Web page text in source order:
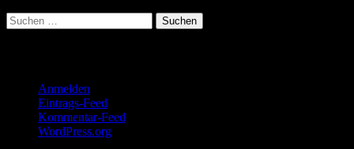
Suchen
nach:
Anmelden
Eintrags-Feed
Kommentar-Feed
WordPress.org